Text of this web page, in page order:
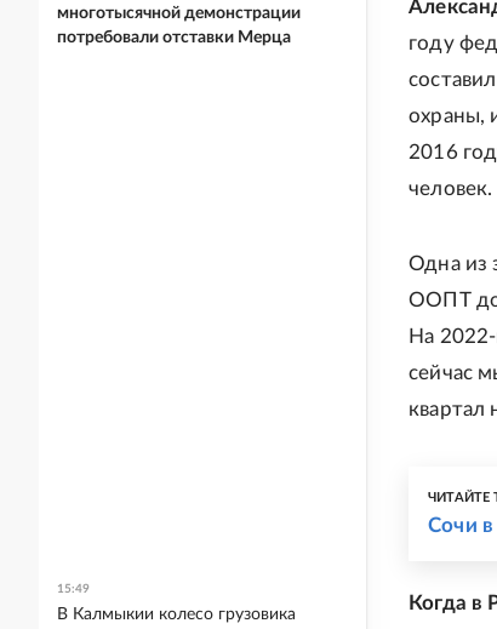
году
охраны,
2016
Одна из
ООПТ до
На
сейчас
ЧИТАЙТЕ
Сочи в
Когда в
многотысячной демонстрации
потребовали отставки Мерца
15:49
В Калмыкии колесо грузовика